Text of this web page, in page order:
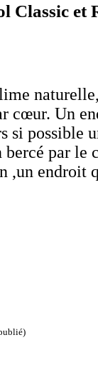
Classic et
cœur. Un
si possible
bercé par le
,un endroit